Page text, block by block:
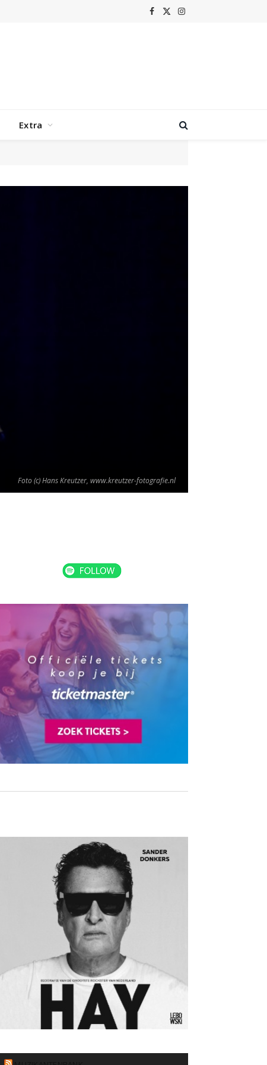
Facebook
X
Instagram
Extra
Foto (c) Hans Kreutzer, www.kreutzer-fotografie.nl